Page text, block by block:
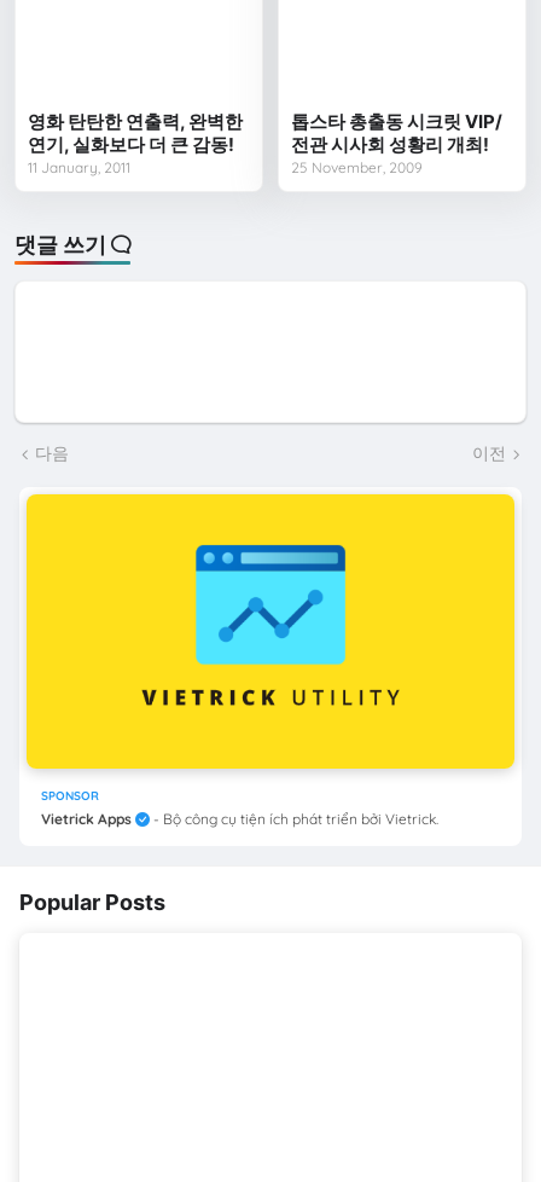
영화 탄탄한 연출력, 완벽한
연기, 실화보다 더 큰 감동!
11 January, 2011
톱스타 총출동 시크릿 VIP/
전관 시사회 성황리 개최!
25 November, 2009
댓글 쓰기
다음 이전
SPONSOR
Vietrick Apps - Bộ công cụ tiện ích phát triển bởi Vietrick.
Popular Posts